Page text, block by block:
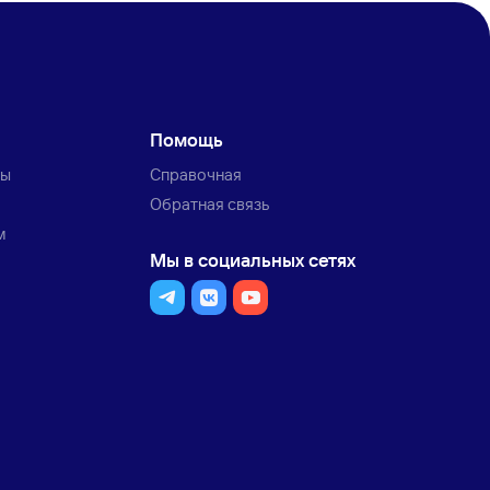
Помощь
Справочная
Обратная связь
Мы в социальных сетях